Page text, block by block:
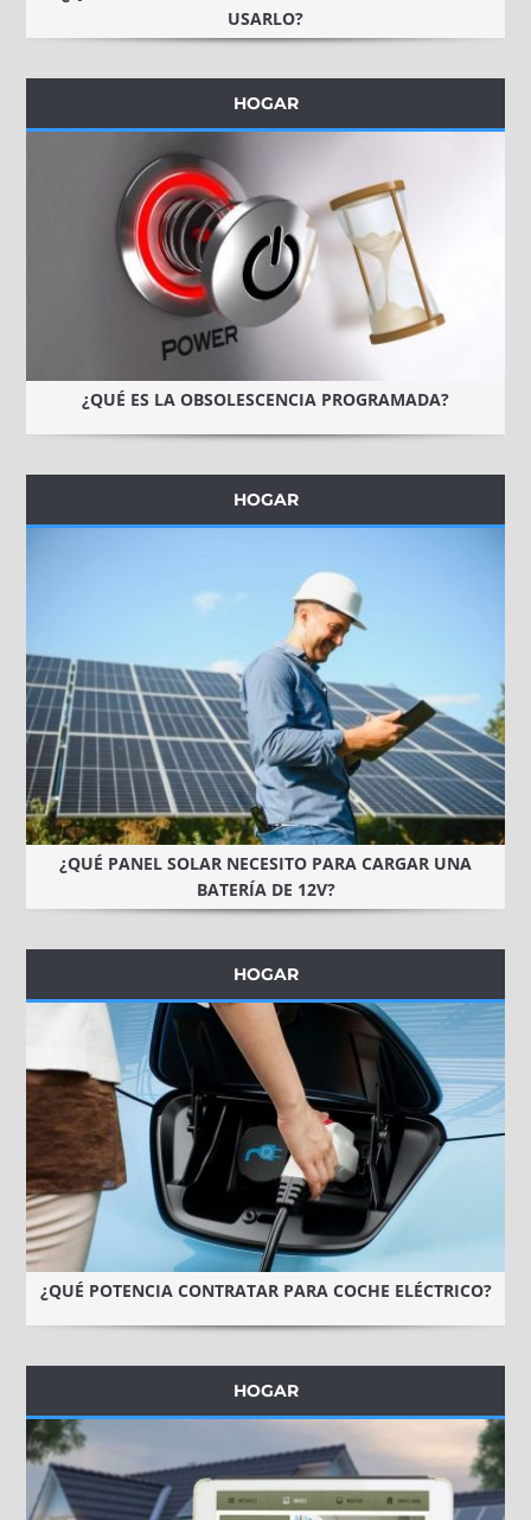
USARLO?
HOGAR
¿QUÉ ES LA OBSOLESCENCIA PROGRAMADA?
HOGAR
¿QUÉ PANEL SOLAR NECESITO PARA CARGAR UNA
BATERÍA DE 12V?
HOGAR
¿QUÉ POTENCIA CONTRATAR PARA COCHE ELÉCTRICO?
HOGAR